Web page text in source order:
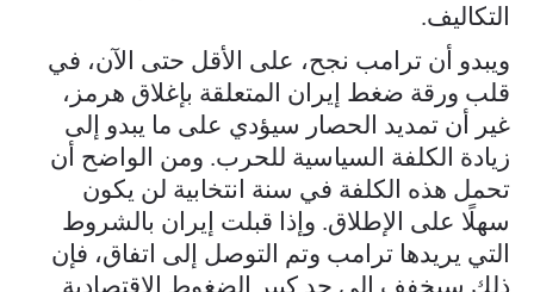
التكاليف.
ويبدو أن ترامب نجح، على الأقل حتى الآن، في
قلب ورقة ضغط إيران المتعلقة بإغلاق هرمز،
غير أن تمديد الحصار سيؤدي على ما يبدو إلى
زيادة الكلفة السياسية للحرب. ومن الواضح أن
تحمل هذه الكلفة في سنة انتخابية لن يكون
سهلًا على الإطلاق. وإذا قبلت إيران بالشروط
التي يريدها ترامب وتم التوصل إلى اتفاق، فإن
ذلك سيخفف إلى حد كبير الضغوط الاقتصادية